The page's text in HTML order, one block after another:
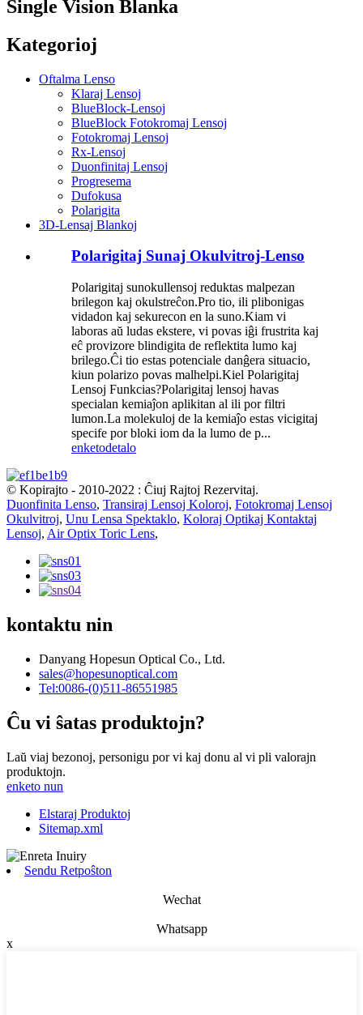
Single Vision Blanka
Kategorioj
Oftalma Lenso
Klaraj Lensoj
BlueBlock-Lensoj
BlueBlock Fotokromaj Lensoj
Fotokromaj Lensoj
Rx-Lensoj
Duonfinitaj Lensoj
Progresema
Dufokusa
Polarigita
3D-Lensaj Blankoj
Polarigitaj Sunaj Okulvitroj-Lenso
Polarigitaj sunokullensoj reduktas malpezan
brilegon kaj okulstreĉon.Pro tio, ili plibonigas
vidadon kaj sekurecon en la suno.Kiam vi
laboras aŭ ludas ekstere, vi povas iĝi frustrita kaj
eĉ provizore blindigita de reflektita lumo kaj
brilego.Ĉi tio estas potenciale danĝera situacio,
kiun polarizo povas malhelpi.Kiel Polarigitaj
Lensoj Funkcias?Polarigitaj lensoj havas
specialan kemiaĵon aplikitan al ili por filtri
lumon.La molekuloj de la kemiaĵo estas vicigitaj
specife por bloki iom da la lumo de p...
enketodetalo
© Kopirajto - 2010-2022 : Ĉiuj Rajtoj Rezervitaj.
Duonfinita Lenso, Transiraj Lensoj Koloroj, Fotokromaj Lensoj
Okulvitroj, Unu Lensa Spektaklo, Koloraj Optikaj Kontaktaj
Lensoj, Air Optix Toric Lens,
kontaktu nin
Danyang Hopesun Optical Co., Ltd.
sales@hopesunoptical.com
Tel:0086-(0)511-86551985
Ĉu vi ŝatas produktojn?
Laŭ viaj bezonoj, personigu por vi kaj donu al vi pli valorajn
produktojn.
enketo nun
Elstaraj Produktoj
Sitemap.xml
Sendu Retpoŝton
Wechat
Whatsapp
x